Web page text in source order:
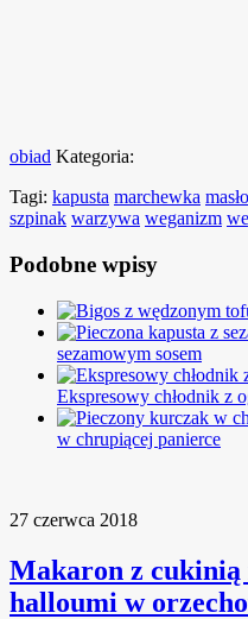
obiad Kategoria:
Tagi: kapusta marchewka
szpinak warzywa weganizm
Podobne wpisy
sezamowym sosem
Ekspresowy chłodnik z
w chrupiącej panierce
27 czerwca 2018
Makaron z cukinią
halloumi w